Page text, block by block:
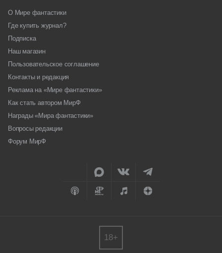
О Мире фантастики
Где купить журнал?
Подписка
Наш магазин
Пользовательское соглашение
Контакты и редакция
Реклама на «Мире фантастики»
Как стать автором МирФ
Награды «Мира фантастики»
Вопросы редакции
Форум МирФ
18+